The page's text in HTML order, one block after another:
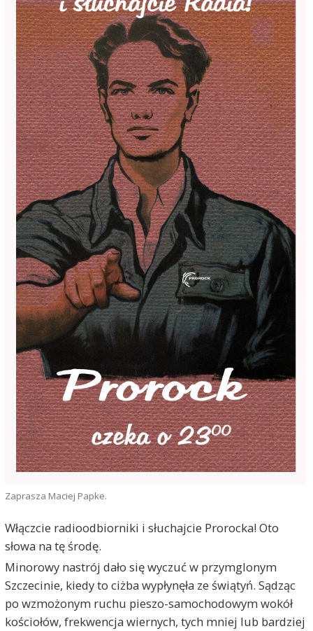
Zaprasza Maciej Papke.
Włączcie radioodbiorniki i słuchajcie Prorocka! Oto
słowa na tę środę.
Minorowy nastrój dało się wyczuć w przymglonym
Szczecinie, kiedy to ciżba wypłynęła ze świątyń. Sądząc
po wzmożonym ruchu pieszo-samochodowym wokół
kościołów, frekwencja wiernych, tych mniej lub bardziej